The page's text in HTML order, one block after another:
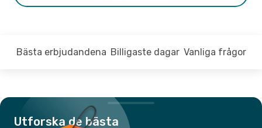
Bästa erbjudandena Billigaste dagar Vanliga frågor
Utforska de bästa